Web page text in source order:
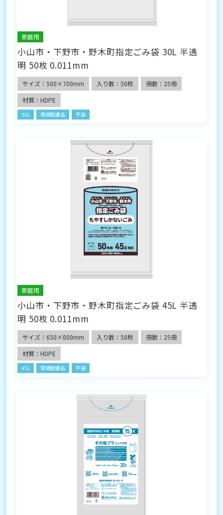
家庭用
小山市・下野市・野木町指定ごみ袋 30L 半透
明 50枚 0.011mm
サイズ：500×700mm 入り数：50枚
冊数：25冊
材質：HDPE
30L 環境配慮品 平袋
家庭用
小山市・下野市・野木町指定ごみ袋 45L 半透
明 50枚 0.011mm
サイズ：650×800mm 入り数：50枚
冊数：25冊
材質：HDPE
45L 環境配慮品 平袋